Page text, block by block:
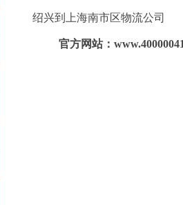
绍兴到上海南市区物流公司
官方网站：